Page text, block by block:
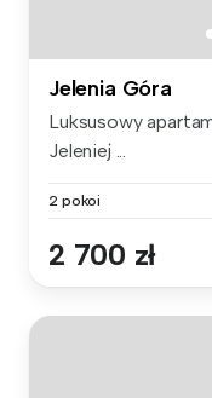
Jelenia Góra
Luksusowy
Jeleniej ...
2 pokoi
2 700 zł